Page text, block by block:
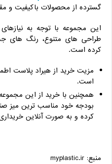
گسترده از محصولات باکیفیت و
این مجموعه با توجه به
طراحی های متنوع، رنگ های
کرده است.
مزیت خرید از هیراد پلاست
است.
همچنین با خرید از این
بودجه خود مناسب ترین میز
کرده و به صورت آنلاین
منبع: myplastic.ir